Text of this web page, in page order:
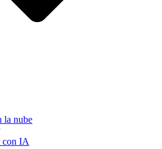
la nube
con IA